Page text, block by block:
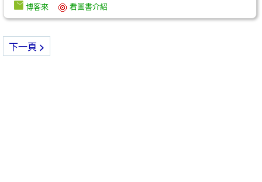
博客來 看圖書介紹
下一頁 >